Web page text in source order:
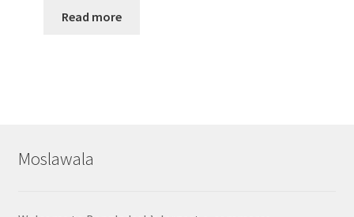
Read more
Moslawala